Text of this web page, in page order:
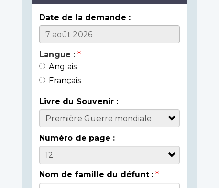
Date de la demande :
Langue :
Anglais
Français
Livre du Souvenir :
Numéro de page :
Nom de famille du défunt :